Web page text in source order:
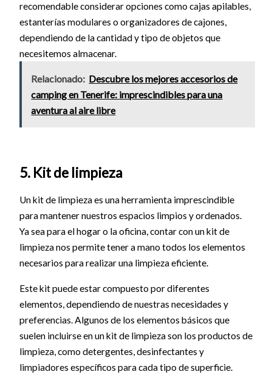
recomendable considerar opciones como cajas apilables,
estanterías modulares o organizadores de cajones,
dependiendo de la cantidad y tipo de objetos que
necesitemos almacenar.
Relacionado: Descubre los mejores accesorios de
camping en Tenerife: imprescindibles para una
aventura al aire libre
5. Kit de limpieza
Un kit de limpieza es una herramienta imprescindible
para mantener nuestros espacios limpios y ordenados.
Ya sea para el hogar o la oficina, contar con un kit de
limpieza nos permite tener a mano todos los elementos
necesarios para realizar una limpieza eficiente.
Este kit puede estar compuesto por diferentes
elementos, dependiendo de nuestras necesidades y
preferencias. Algunos de los elementos básicos que
suelen incluirse en un kit de limpieza son los productos de
limpieza, como detergentes, desinfectantes y
limpiadores específicos para cada tipo de superficie.